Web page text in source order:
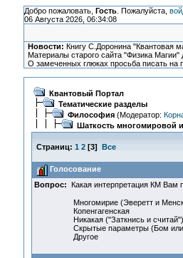
Добро пожаловать, Гость. Пожалуйста,
06 Августа 2026, 06:34:08
Новости: Книгу С.Доронина "Квантовая
Материалы старого сайта "Физика
О замеченных глюках просьба писать на
Квантовый Портал
Тематические разделы
Философия(Модератор:
Шаткость многомировой
Страниц: 1 2[3] Все
Голосование
Вопрос:
Какая интерпретация КМ Вам
Многомирие (Эверетт и
Копенгагенская
Никакая ("Заткнись и считай")
Скрытые параметры (Бом или
Другое